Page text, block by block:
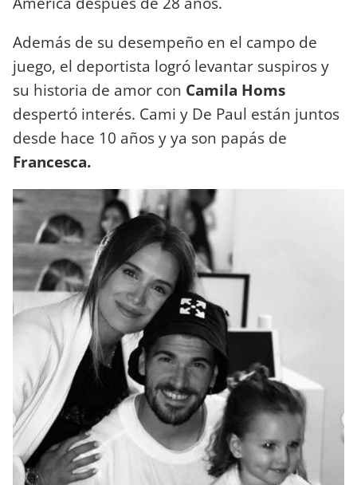
Además de su desempeño en el campo de
juego, el deportista logró levantar suspiros y
su historia de amor con Camila Homs
despertó interés. Cami y De Paul están juntos
desde hace 10 años y ya son papás de
Francesca.